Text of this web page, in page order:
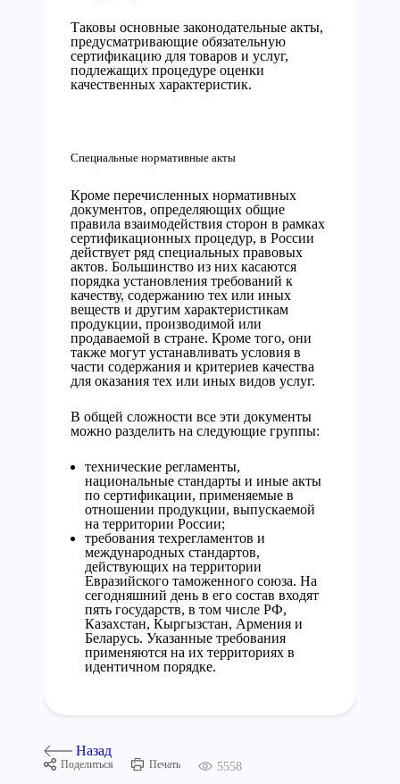
Таковы основные законодательные акты,
предусматривающие обязательную
сертификацию для товаров и услуг,
подлежащих процедуре оценки
качественных характеристик.
Специальные нормативные акты
Кроме перечисленных нормативных
документов, определяющих общие
правила взаимодействия сторон в рамках
сертификационных процедур, в России
действует ряд специальных правовых
актов. Большинство из них касаются
порядка установления требований к
качеству, содержанию тех или иных
веществ и другим характеристикам
продукции, производимой или
продаваемой в стране. Кроме того, они
также могут устанавливать условия в
части содержания и критериев качества
для оказания тех или иных видов услуг.
В общей сложности все эти документы
можно разделить на следующие группы:
технические регламенты,
национальные стандарты и иные акты
по сертификации, применяемые в
отношении продукции, выпускаемой
на территории России;
требования техрегламентов и
международных стандартов,
действующих на территории
Евразийского таможенного союза. На
сегодняшний день в его состав входят
пять государств, в том числе РФ,
Казахстан, Кыргызстан, Армения и
Беларусь. Указанные требования
применяются на их территориях в
идентичном порядке.
Назад
Поделиться Печать 5558